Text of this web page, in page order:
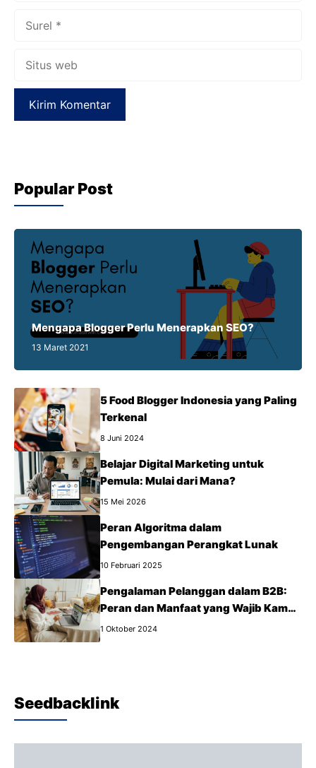
Popular Post
Mengapa Blogger Perlu Menerapkan SEO?
13 Maret 2021
5 Food Blogger Indonesia yang Paling
Terkenal
8 Juni 2024
Belajar Digital Marketing untuk
Pemula: Mulai dari Mana?
15 Mei 2026
Peran Algoritma dalam
Pengembangan Perangkat Lunak
10 Februari 2025
Pengalaman Pelanggan dalam B2B:
Peran dan Manfaat yang Wajib Kamu
Tahu
1 Oktober 2024
Seedbacklink